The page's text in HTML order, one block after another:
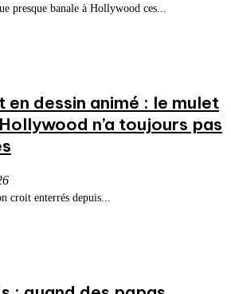
presque banale à Hollywood ces...
en dessin animé : le mulet
n’a toujours pas
croit enterrés depuis...